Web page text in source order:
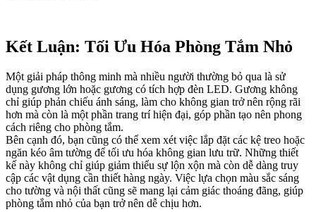
Kết Luận: Tối Ưu Hóa Phòng Tắm Nhỏ
Một giải pháp thông minh mà nhiều người thường bỏ qua là sử
dụng gương lớn hoặc gương có tích hợp đèn LED. Gương không
chỉ giúp phản chiếu ánh sáng, làm cho không gian trở nên rộng rãi
hơn mà còn là một phần trang trí hiện đại, góp phần tạo nên phong
cách riêng cho phòng tắm.
Bên cạnh đó, bạn cũng có thể xem xét việc lắp đặt các kệ treo hoặc
ngăn kéo âm tường để tối ưu hóa không gian lưu trữ. Những thiết
kế này không chỉ giúp giảm thiểu sự lộn xộn mà còn dễ dàng truy
cập các vật dụng cần thiết hàng ngày. Việc lựa chọn màu sắc sáng
cho tường và nội thất cũng sẽ mang lại cảm giác thoáng đãng, giúp
phòng tắm nhỏ của bạn trở nên dễ chịu hơn.